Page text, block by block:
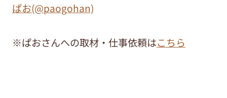
ぱお(@paogohan)
※ぱおさんへの取材・仕事依頼はこちら